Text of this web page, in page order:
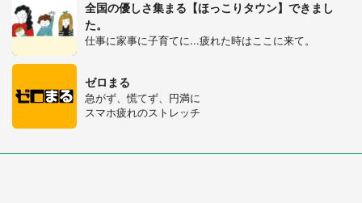
全国の優しさ集まる【ほっこりタウン】できまし
た。
仕事に家事に子育てに...疲れた時はここに来て。
ゼロまる
急がず、慌てず、円満に
スマホ疲れのストレッチ